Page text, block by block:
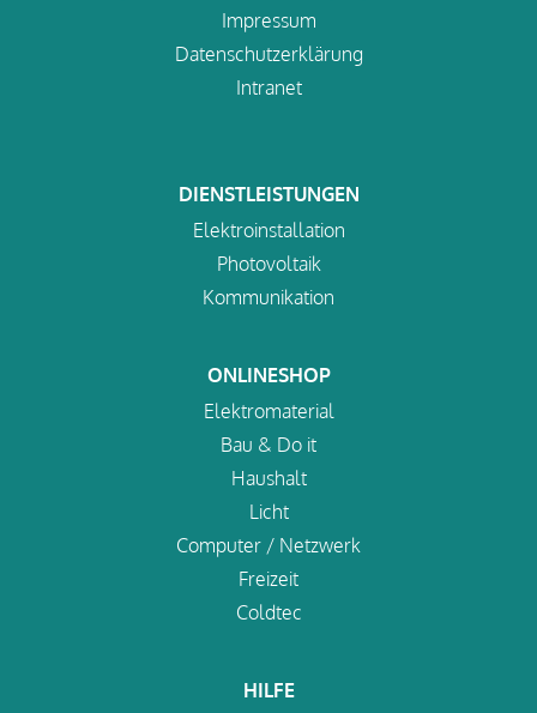
Impressum
Datenschutzerklärung
Intranet
DIENSTLEISTUNGEN
Elektroinstallation
Photovoltaik
Kommunikation
ONLINESHOP
Elektromaterial
Bau & Do it
Haushalt
Licht
Computer / Netzwerk
Freizeit
Coldtec
HILFE